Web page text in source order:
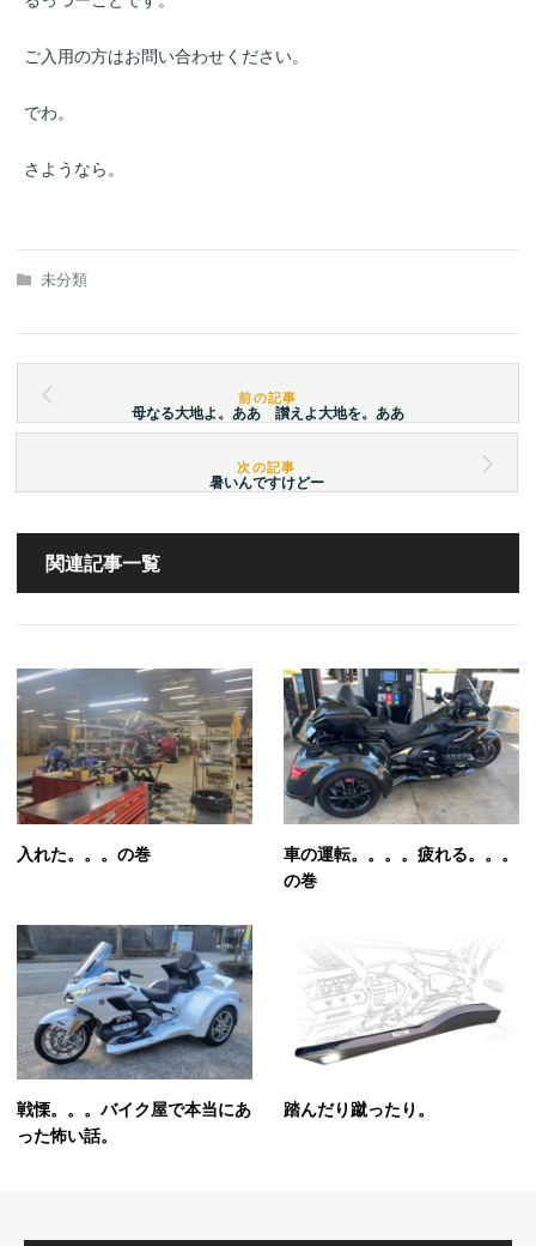
ご入用の方はお問い合わせください。
でわ。
さようなら。
未分類
母なる大地よ。ああ 讃えよ大地を。ああ
暑いんですけどー
関連記事一覧
入れた。。。の巻
車の運転。。。。疲れる。。。
の巻
戦慄。。。バイク屋で本当にあ
った怖い話。
踏んだり蹴ったり。